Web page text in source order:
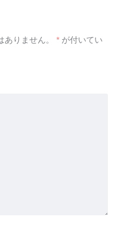
りません。 * が付いてい